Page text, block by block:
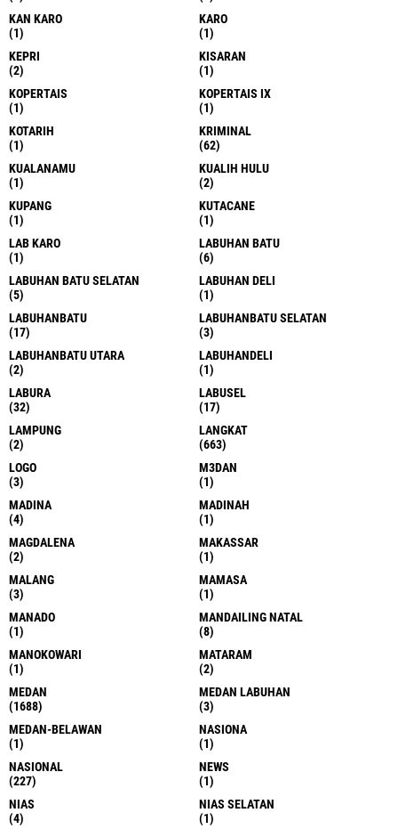
KAN KARO
(1)
KARO
(1)
KEPRI
(2)
KISARAN
(1)
KOPERTAIS
(1)
KOPERTAIS IX
(1)
KOTARIH
(1)
KRIMINAL
(62)
KUALANAMU
(1)
KUALIH HULU
(2)
KUPANG
(1)
KUTACANE
(1)
LAB KARO
(1)
LABUHAN BATU
(6)
LABUHAN BATU SELATAN
(5)
LABUHAN DELI
(1)
LABUHANBATU
(17)
LABUHANBATU SELATAN
(3)
LABUHANBATU UTARA
(2)
LABUHANDELI
(1)
LABURA
(32)
LABUSEL
(17)
LAMPUNG
(2)
LANGKAT
(663)
LOGO
(3)
M3DAN
(1)
MADINA
(4)
MADINAH
(1)
MAGDALENA
(2)
MAKASSAR
(1)
MALANG
(3)
MAMASA
(1)
MANADO
(1)
MANDAILING NATAL
(8)
MANOKOWARI
(1)
MATARAM
(2)
MEDAN
(1688)
MEDAN LABUHAN
(3)
MEDAN-BELAWAN
(1)
NASIONA
(1)
NASIONAL
(227)
NEWS
(1)
NIAS
(4)
NIAS SELATAN
(1)